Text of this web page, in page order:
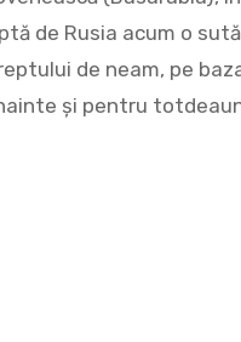
de Rusia acum o
de neam, pe
și pentru